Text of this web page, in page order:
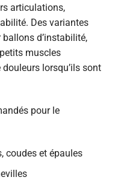
articulations,
Des variantes
d’instabilité,
muscles
lorsqu’ils sont
pour le
coudes et épaules